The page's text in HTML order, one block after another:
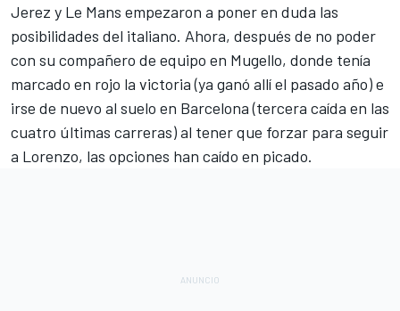
Jerez y Le Mans empezaron a poner en duda las
posibilidades del italiano. Ahora, después de no poder
con su compañero de equipo en Mugello, donde tenía
marcado en rojo la victoria (ya ganó allí el pasado año) e
irse de nuevo al suelo en Barcelona (tercera caída en las
cuatro últimas carreras) al tener que forzar para seguir
a Lorenzo, las opciones han caído en picado.